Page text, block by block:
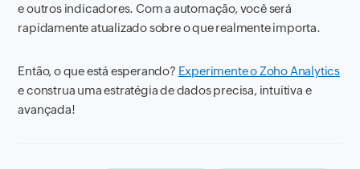
e outros indicadores. Com a automação, você será
rapidamente atualizado sobre o que realmente importa.
Então, o que está esperando? Experimente o Zoho Analytics
e construa uma estratégia de dados precisa, intuitiva e
avançada!